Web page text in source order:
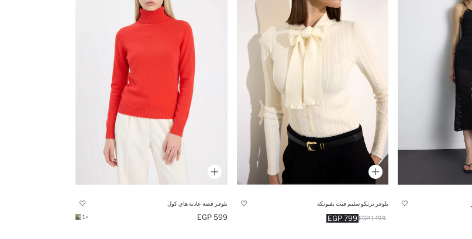
بلوفر تريكو سليم فيت بفيونكة
799 EGP 1499 EGP
بلوفر قصة عادية هاي كول
599 EGP
+1